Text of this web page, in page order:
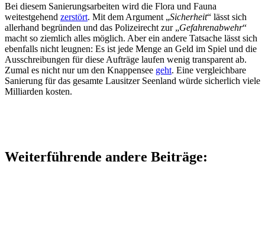
Bei diesem Sanierungsarbeiten wird die Flora und Fauna
weitestgehend zerstört. Mit dem Argument „Sicherheit“ lässt sich
allerhand begründen und das Polizeirecht zur „Gefahrenabwehr“
macht so ziemlich alles möglich. Aber ein andere Tatsache lässt sich
ebenfalls nicht leugnen: Es ist jede Menge an Geld im Spiel und die
Ausschreibungen für diese Aufträge laufen wenig transparent ab.
Zumal es nicht nur um den Knappensee geht. Eine vergleichbare
Sanierung für das gesamte Lausitzer Seenland würde sicherlich viele
Milliarden kosten.
Weiterführende andere Beiträge: